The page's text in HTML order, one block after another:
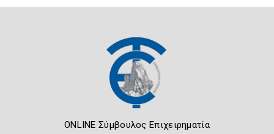
ONLINE Σύμβουλος Επιχειρηματία